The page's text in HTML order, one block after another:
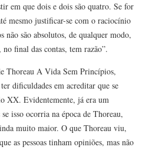
em que dois e dois são quatro. Se for
mesmo justificar-se com o raciocínio
não são absolutos, de qualquer modo,
final das contas, tem razão”.
Thoreau A Vida Sem Princípios,
dificuldades em acreditar que se
XX. Evidentemente, já era um
isso ocorria na época de Thoreau,
muito maior. O que Thoreau viu,
as pessoas tinham opiniões, mas não